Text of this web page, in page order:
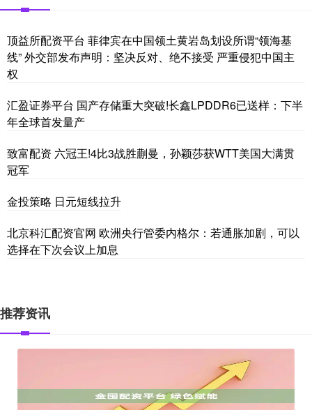
顶益所配资平台 菲律宾在中国领土黄岩岛划设所谓“领海基
线” 外交部发布声明：坚决反对、绝不接受 严重侵犯中国主
权
汇盈证券平台 国产存储重大突破!长鑫LPDDR6已送样：下半
年全球首发量产
致富配资 六冠王!4比3战胜蒯曼，孙颖莎获WTT美国大满贯
冠军
金投策略 日元短线拉升
北京科汇配资官网 欧洲央行管委内格尔：若通胀加剧，可以
选择在下次会议上加息
推荐资讯